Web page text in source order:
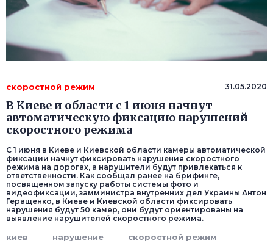
скоростной режим 31.05.2020
В Киеве и области с 1 июня начнут
автоматическую фиксацию нарушений
скоростного режима
С 1 июня в Киеве и Киевской области камеры автоматической
фиксации начнут фиксировать нарушения скоростного
режима на дорогах, а нарушители будут привлекаться к
ответственности. Как сообщал ранее на брифинге,
посвященном запуску работы системы фото и
видеофиксации, замминистра внутренних дел Украины Антон
Геращенко, в Киеве и Киевской области фиксировать
нарушения будут 50 камер, они будут ориентированы на
выявление нарушителей скоростного режима.
киев нарушение скоростной режим